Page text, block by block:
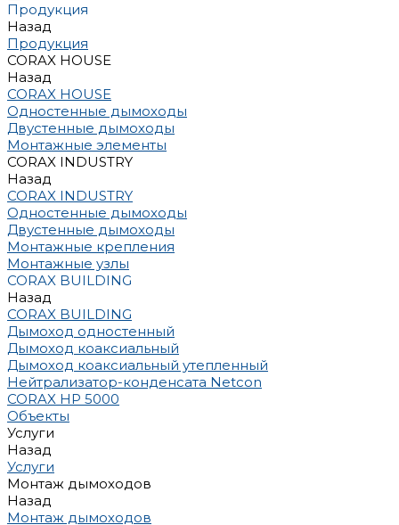
Продукция
Назад
Продукция
CORAX HOUSE
Назад
CORAX HOUSE
Одностенные дымоходы
Двустенные дымоходы
Монтажные элементы
CORAX INDUSTRY
Назад
CORAX INDUSTRY
Одностенные дымоходы
Двустенные дымоходы
Монтажные крепления
Монтажные узлы
CORAX BUILDING
Назад
CORAX BUILDING
Дымоход одностенный
Дымоход коаксиальный
Дымоход коаксиальный утепленный
Нейтрализатор-конденсата Netcon
CORAX HP 5000
Объекты
Услуги
Назад
Услуги
Монтаж дымоходов
Назад
Монтаж дымоходов